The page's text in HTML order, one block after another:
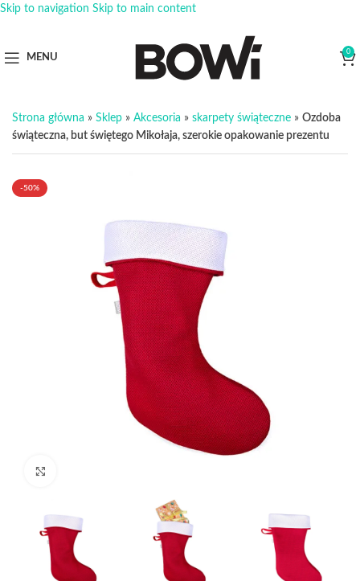
Skip to navigation Skip to main content
MENU
0
Strona główna » Sklep » Akcesoria » skarpety świąteczne » Ozdoba
świąteczna, but świętego Mikołaja, szerokie opakowanie prezentu
-50%